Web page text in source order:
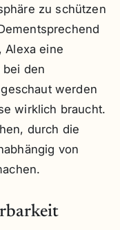
zu schützen
Alexa eine
bei den
werden
wirklich braucht.
durch die
von